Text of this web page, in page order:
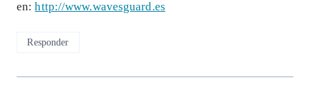
en:http://www.wavesguard.es
Responder